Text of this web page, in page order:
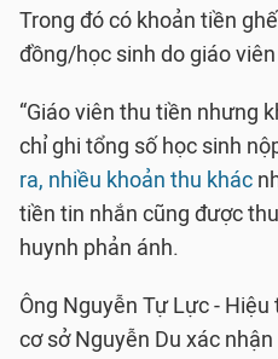
Trong đó có khoản tiền
đồng/học sinh do giáo
“Giáo viên thu tiền nhưng
chỉ ghi tổng số học sinh
ra, nhiều khoản thu khác
tiền tin nhắn cũng được
huynh phản ánh.
Ông Nguyễn Tự Lực -
cơ sở Nguyễn Du xác